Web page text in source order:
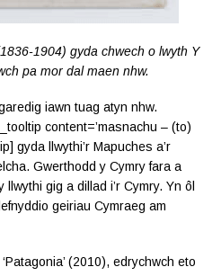
1904) gyda chwech o lwyth Y
pa mor dal maen nhw.
iawn tuag atyn nhw.
content=’masnachu – (to)
gyda llwythi’r Mapuches a’r
Gwerthodd y Cymry fara a
gig a dillad i’r Cymry. Yn ôl
geiriau Cymraeg am
(2010), edrychwch eto